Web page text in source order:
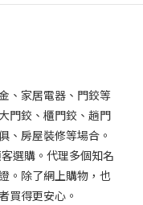
、家居電器、門鉸等
門鉸、櫃門鉸、趟門
、房屋裝修等場合。
選購。代理多個知名
。除了網上購物，也
買得更安心。